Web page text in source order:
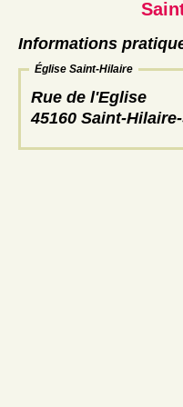
Informations
Église Saint-Hilaire
Rue de l'Eglise
45160 Saint-